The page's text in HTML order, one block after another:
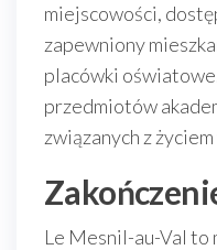
miejscowości,
zapewniony
placówki
przedmiotów
związanych z
Le Mesnil-au-Val to